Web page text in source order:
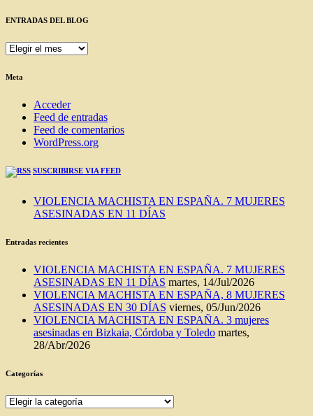
ENTRADAS DEL BLOG
ENTRADAS
BLOG
Meta
Acceder
Feed de entradas
Feed de comentarios
WordPress.org
SUSCRIBIRSE VIA FEED
VIOLENCIA MACHISTA EN ESPAÑA. 7 MUJERES
ASESINADAS EN 11 DÍAS
Entradas recientes
VIOLENCIA MACHISTA EN ESPAÑA. 7 MUJERES
ASESINADAS EN 11 DÍAS martes, 14/Jul/2026
VIOLENCIA MACHISTA EN ESPAÑA, 8 MUJERES
ASESINADAS EN 30 DÍAS viernes, 05/Jun/2026
VIOLENCIA MACHISTA EN ESPAÑA. 3 mujeres
asesinadas en Bizkaia, Córdoba y Toledo martes,
28/Abr/2026
Categorías
Categorías